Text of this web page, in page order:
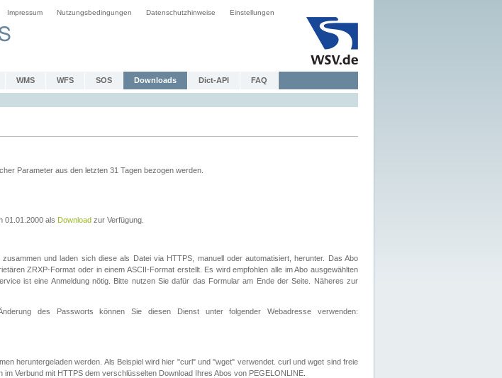
Impressum Nutzungsbedingungen Datenschutzhinweise Einstellungen
WMS WFS SOS Downloads Dict-API FAQ
Parameter aus den letzten 31 Tagen bezogen werden.
01.01.2000 als Download zur Verfügung.
und laden sich diese als Datei via HTTPS, manuell oder automatisiert, herunter. Das Abo
ZRXP-Format oder in einem ASCII-Format erstellt. Es wird empfohlen alle im Abo ausgewählten
ist eine Anmeldung nötig. Bitte nutzen Sie dafür das Formular am Ende der Seite. Näheres zur
des Passworts können Sie diesen Dienst unter folgender Webadresse verwenden:
heruntergeladen werden. Als Beispiel wird hier "curl" und "wget" verwendet. curl und wget sind freie
Verbund mit HTTPS dem verschlüsselten Download Ihres Abos von PEGELONLINE.